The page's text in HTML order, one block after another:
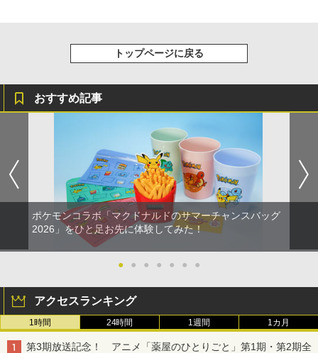
トップページに戻る
おすすめ記事
ポケモンコラボ「マクドナルドのサマーチャンスバッグ
2026」をひと足お先に体験してみた！
● ● ● ● ● ● ●
アクセスランキング
1時間 24時間 1週間 1カ月
第3期放送記念！ アニメ「薬屋のひとりごと」第1期・第2期全